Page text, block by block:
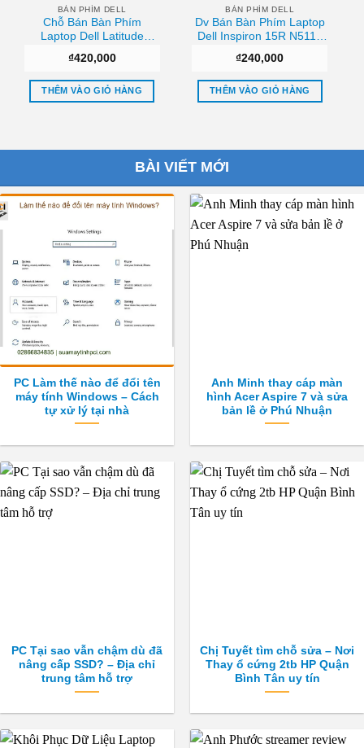
BÀN PHÍM DELL
Chỗ Bán Bàn Phím
Laptop Dell Latitude
E5500 Uy tín
₫420,000
THÊM VÀO GIỎ HÀNG
BÀN PHÍM DELL
Dv Bán Bàn Phím Laptop
Dell Inspiron 15R N5110
₫240,000
THÊM VÀO GIỎ HÀNG
BÀI VIẾT MỚI
PC Làm thế nào để đổi tên
máy tính Windows – Cách
tự xử lý tại nhà
Anh Minh thay cáp màn
hình Acer Aspire 7 và sửa
bản lề ở Phú Nhuận
PC Tại sao vẫn chậm dù đã
nâng cấp SSD? – Địa chỉ
trung tâm hỗ trợ
Chị Tuyết tìm chỗ sửa – Nơi
Thay ổ cứng 2tb HP Quận
Bình Tân uy tín